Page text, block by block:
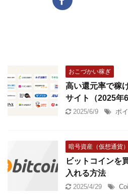
おこづかい稼ぎ
高い還元率で稼
サイト（2025年6
2025/6/9 ポ
暗号資産（仮想通貨）
ビットコインを
入れる方法
2025/4/29